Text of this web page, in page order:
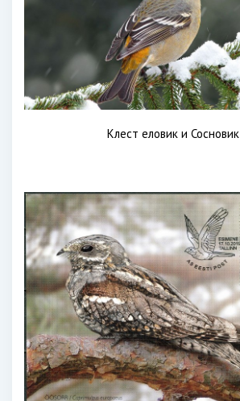
Клест еловик и Сосновик